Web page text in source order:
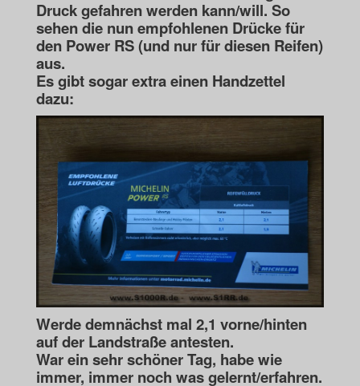
Druck gefahren werden kann/will. So
sehen die nunempfohlenen Drücke für
den Power RS (und nur für diesen Reifen)
aus.
Es gibt sogar extra einen Handzettel
dazu:
Werde demnächst mal 2,1 vorne/hinten
auf der Landstraße antesten.
War ein sehr schöner Tag, habe wie
immer, immer noch was gelernt/erfahren.